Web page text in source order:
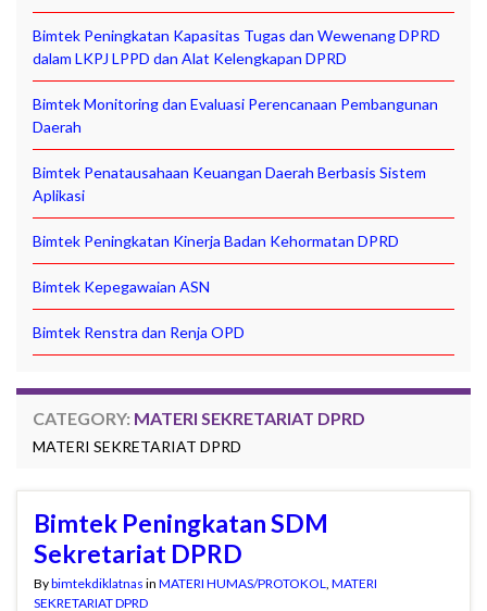
Bimtek Peningkatan Kapasitas Tugas dan Wewenang DPRD
dalam LKPJ LPPD dan Alat Kelengkapan DPRD
Bimtek Monitoring dan Evaluasi Perencanaan Pembangunan
Daerah
Bimtek Penatausahaan Keuangan Daerah Berbasis Sistem
Aplikasi
Bimtek Peningkatan Kinerja Badan Kehormatan DPRD
Bimtek Kepegawaian ASN
Bimtek Renstra dan Renja OPD
CATEGORY: MATERI SEKRETARIAT DPRD
MATERI SEKRETARIAT DPRD
Bimtek Peningkatan SDM
Sekretariat DPRD
Bybimtekdiklatnas in MATERI HUMAS/PROTOKOL MATERI
SEKRETARIAT DPRD